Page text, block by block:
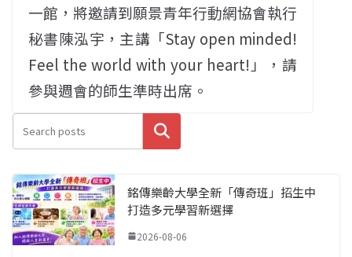
一館，將邀請到願景青年行動網協會執行
秘書陳泓宇，主講「Stay open minded!
Feel the world with your heart!」，請
參與週會的師生準時出席。
搜尋
銘傳樂齡大學全新「傳奇班」招生中
打造多元學習新選擇
2026-08-06